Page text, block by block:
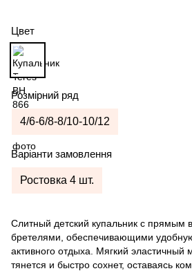
Цвет
Розмірний ряд
4/6-6/8-8/10-10/12
Варіанти замовлення
Ростовка 4 шт.
Слитный детский купальник с прямым
бретелями, обеспечивающими
активного отдыха. Мягкий эластичный
тянется и быстро сохнет, оставаясь